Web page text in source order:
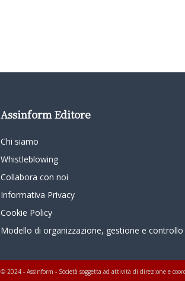
Assinform Editore
Chi siamo
Whistleblowing
Collabora con noi
Informativa Privacy
Cookie Policy
Modello di organizzazione, gestione e controllo
© 2024 - Assinform - Società soggetta ad attività di direzione e